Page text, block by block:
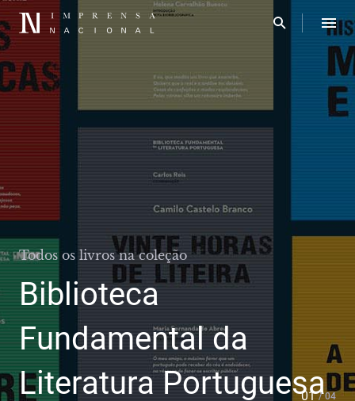
Todos os livros na coleção
Biblioteca
Fundamental da
Literatura Portuguesa
01/ 04